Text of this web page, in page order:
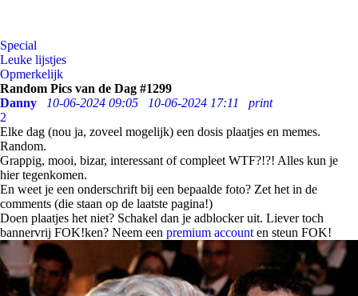
Special
Leuke lijstjes
Opmerkelijk
Random Pics van de Dag #1299
Danny
10-06-2024 09:05 10-06-2024 17:11
print
2
Elke dag (nou ja, zoveel mogelijk) een dosis plaatjes en memes.
Random.
Grappig, mooi, bizar, interessant of compleet WTF?!?! Alles kun je
hier tegenkomen.
En weet je een onderschrift bij een bepaalde foto? Zet het in de
comments (die staan op de laatste pagina!)
Doen plaatjes het niet? Schakel dan je adblocker uit. Liever toch
bannervrij FOK!ken? Neem een premium account en steun FOK!